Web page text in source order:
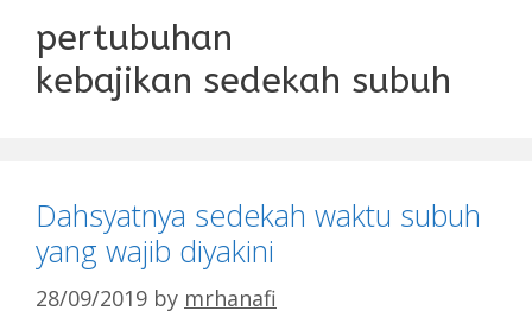
pertubuhan
kebajikan sedekah subuh
Dahsyatnya sedekah waktu subuh
yang wajib diyakini
28/09/2019 by mrhanafi